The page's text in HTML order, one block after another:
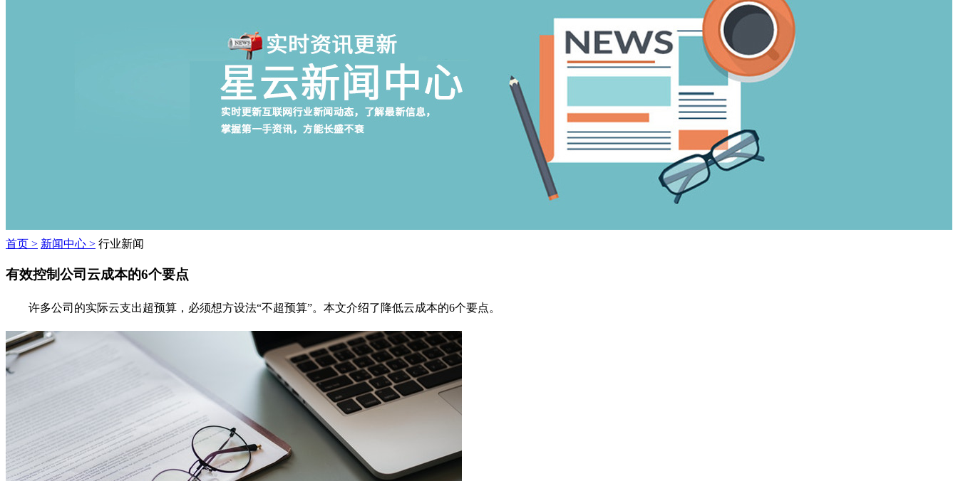
首页 > 新闻中心 > 行业新闻
有效控制公司云成本的6个要点
许多公司的实际云支出超预算，必须想方设法“不超预算”。本文介绍了降低云成本的6个要点。